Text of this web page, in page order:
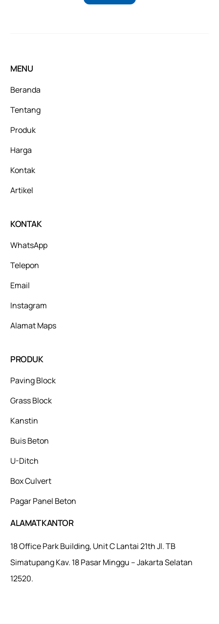
MENU
Beranda
Tentang
Produk
Harga
Kontak
Artikel
KONTAK
WhatsApp
Telepon
Email
Instagram
Alamat Maps
PRODUK
Paving Block
Grass Block
Kanstin
Buis Beton
U-Ditch
Box Culvert
Pagar Panel Beton
ALAMAT KANTOR
18 Office Park Building, Unit C Lantai 21th Jl. TB
Simatupang Kav. 18 Pasar Minggu – Jakarta Selatan
12520.